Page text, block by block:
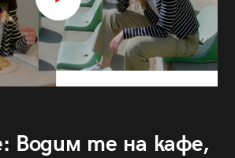
Водим те на кафе,